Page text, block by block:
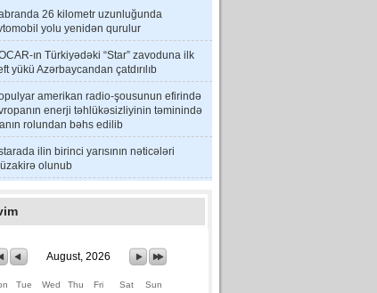
26 kilometr uzunluğunda
yolu yenidən qurulur
ın Türkiyədəki “Star” zavoduna ilk
yükü Azərbaycandan çatdırılıb
amerikan radio-şousunun efirində
enerji təhlükəsizliyinin təminində
rolundan bəhs edilib
ilin birinci yarısının nəticələri
olunub
August, 2026
Tue Wed Thu Fri Sat Sun